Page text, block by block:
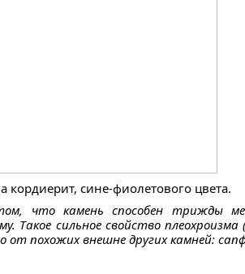
сине-фиолетового цвета.
что камень способен трижды
Такое сильное свойство
от похожих внешне других камней: